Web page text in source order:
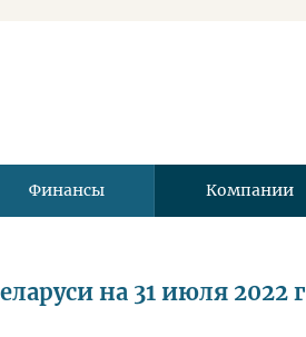
Финансы Компании
на 31 июля 2022 г